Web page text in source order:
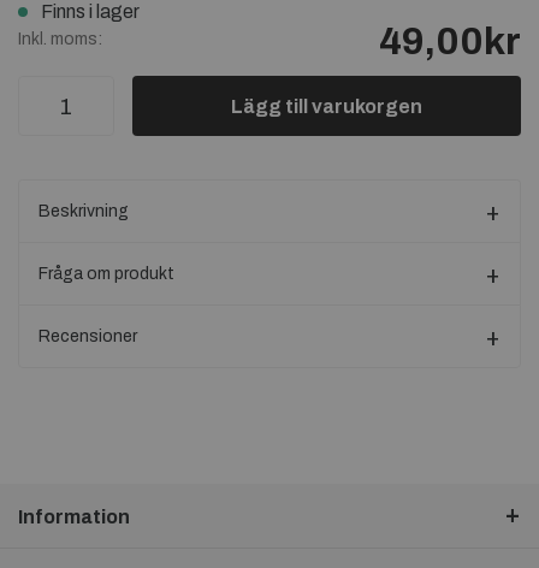
Finns i lager
Inkl. moms: 49,00kr
Lägg till varukorgen
Beskrivning
Fråga om produkt
Recensioner
Information